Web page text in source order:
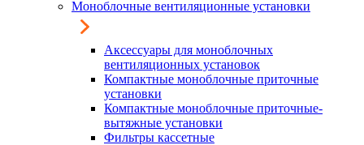
Моноблочные вентиляционные установки
Аксессуары для моноблочных
вентиляционных установок
Компактные моноблочные приточные
установки
Компактные моноблочные приточные-
вытяжные установки
Фильтры кассетные